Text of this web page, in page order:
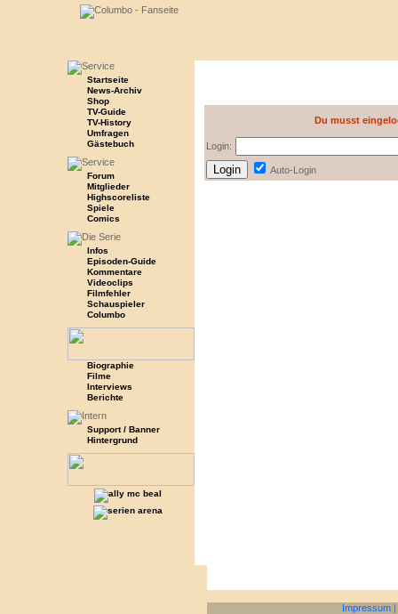
Startseite
News-Archiv
Shop
TV-Guide
TV-History
Umfragen
Gästebuch
Forum
Mitglieder
Highscoreliste
Spiele
Comics
Infos
Episoden-Guide
Kommentare
Videoclips
Filmfehler
Schauspieler
Columbo
Biographie
Filme
Interviews
Berichte
Support / Banner
Hintergrund
Du musst
Login:
Auto-Login
Impressum |